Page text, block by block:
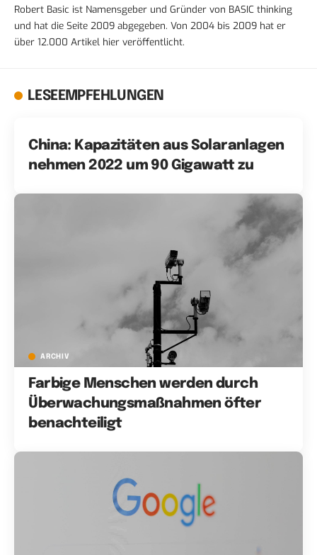
Robert Basic ist Namensgeber und Gründer von BASIC thinking
und hat die Seite 2009 abgegeben. Von 2004 bis 2009 hat er
über 12.000 Artikel hier veröffentlicht.
LESEEMPFEHLUNGEN
China: Kapazitäten aus Solaranlagen
nehmen 2022 um 90 Gigawatt zu
ARCHIV
Farbige Menschen werden durch
Überwachungsmaßnahmen öfter
benachteiligt